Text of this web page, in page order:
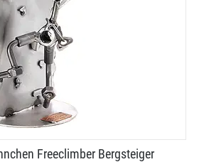
Freeclimber Bergsteiger